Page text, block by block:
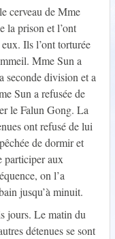
cerveau de Mme
la prison et l’ont
Ils l’ont torturée
Mme Sun a
seconde division et a
Sun a refusée de
le Falun Gong. La
ont refusé de lui
de dormir et
participer aux
on l’a
jusqu’à minuit.
jours. Le matin du
détenues se sont